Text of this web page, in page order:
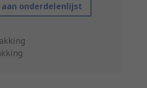
onderdelenlijst